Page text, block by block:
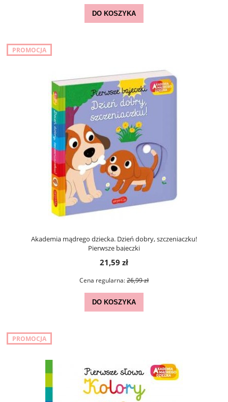
DO KOSZYKA
Akademia mądrego dziecka. Dzień dobry, szczeniaczku!
Pierwsze bajeczki
21,59 zł
Cena regularna:26,99 zł
DO KOSZYKA
PROMOCJA
PROMOCJA